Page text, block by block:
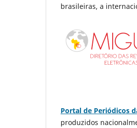
brasileiras, a
Portal de Periódicos
produzidos